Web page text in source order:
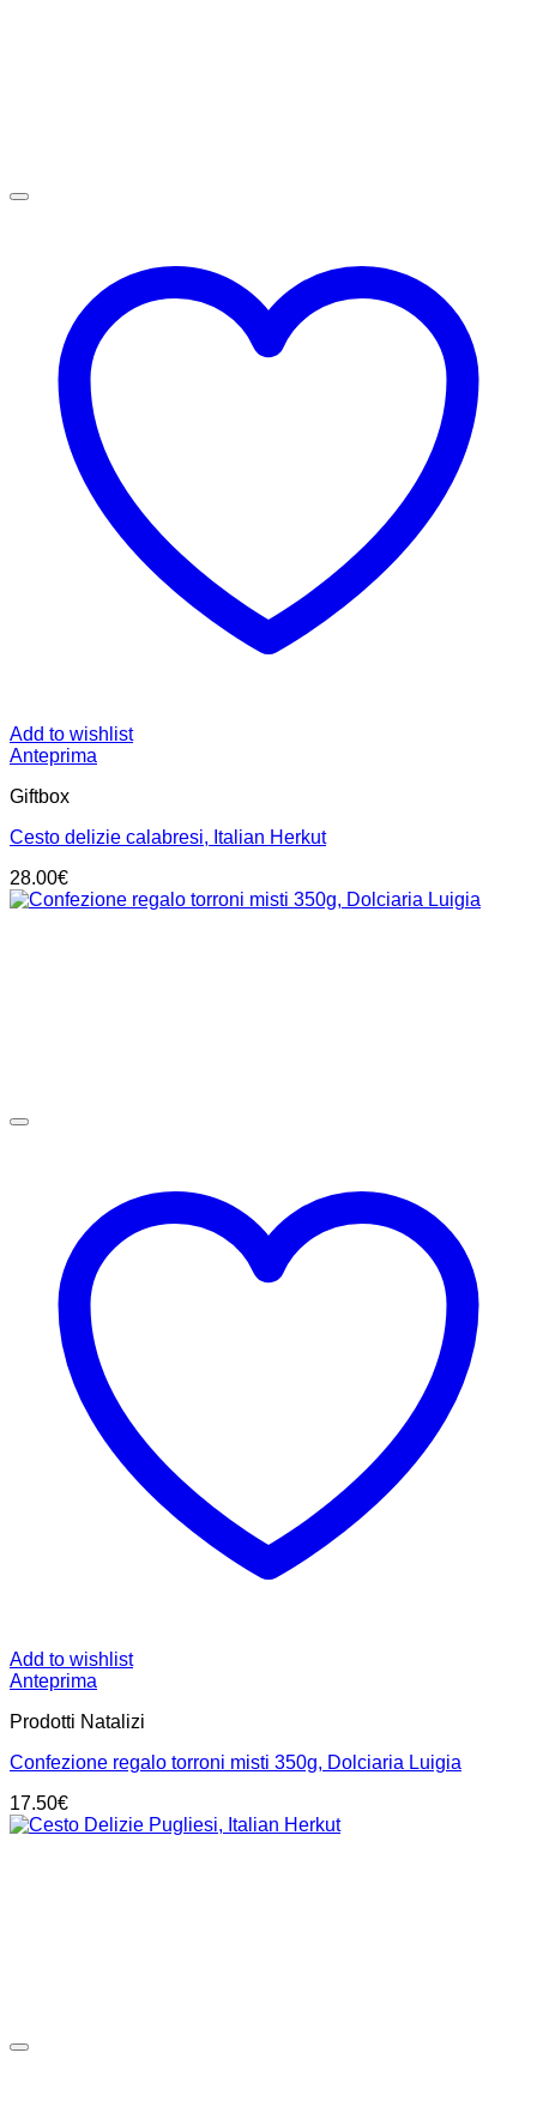
Add to wishlist
Anteprima
Giftbox
Cesto delizie calabresi, Italian Herkut
28.00€
Add to wishlist
Anteprima
Prodotti Natalizi
Confezione regalo torroni misti 350g, Dolciaria Luigia
17.50€